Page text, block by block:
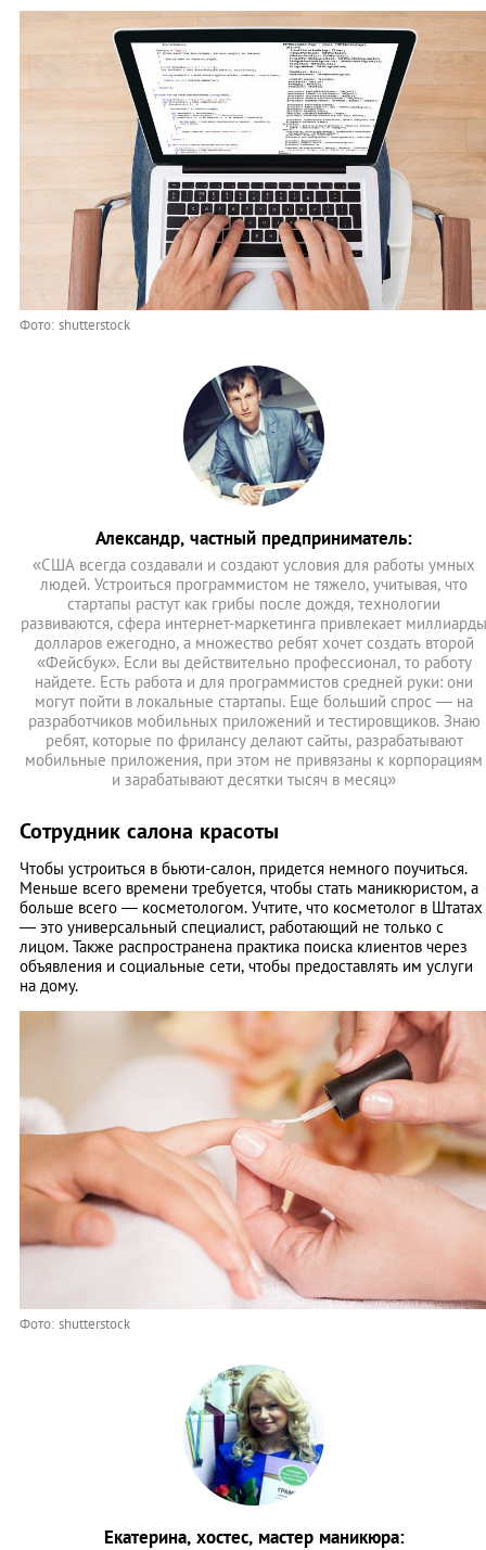
Фото: shutterstock
Александр, частный предприниматель:
«США всегда создавали и создают условия для работы умных
людей. Устроиться программистом не тяжело, учитывая, что
стартапы растут как грибы после дождя, технологии
развиваются, сфера интернет-маркетинга привлекает миллиарды
долларов ежегодно, а множество ребят хочет создать второй
«Фейсбук». Если вы действительно профессионал, то работу
найдете. Есть работа и для программистов средней руки: они
могут пойти в локальные стартапы. Еще больший спрос — на
разработчиков мобильных приложений и тестировщиков. Знаю
ребят, которые по фрилансу делают сайты, разрабатывают
мобильные приложения, при этом не привязаны к корпорациям
и зарабатывают десятки тысяч в месяц»
Сотрудник салона красоты
Чтобы устроиться в бьюти-салон, придется немного поучиться.
Меньше всего времени требуется, чтобы стать маникюристом, а
больше всего — косметологом. Учтите, что косметолог в Штатах
— это универсальный специалист, работающий не только с
лицом. Также распространена практика поиска клиентов через
объявления и социальные сети, чтобы предоставлять им услуги
на дому.
Фото: shutterstock
Екатерина, хостес, мастер маникюра: